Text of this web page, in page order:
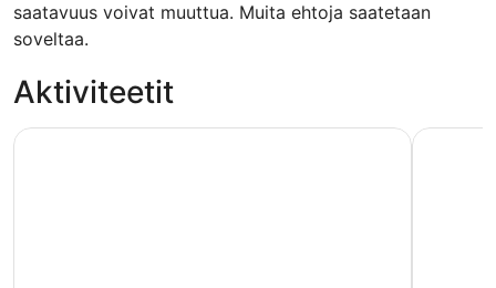
saatavuus voivat muuttua. Muita ehtoja saatetaan
soveltaa.
Aktiviteetit
Phuket: Phi Phi -saaret ja Maya Bay -päiväretki lounaalla.
Coral